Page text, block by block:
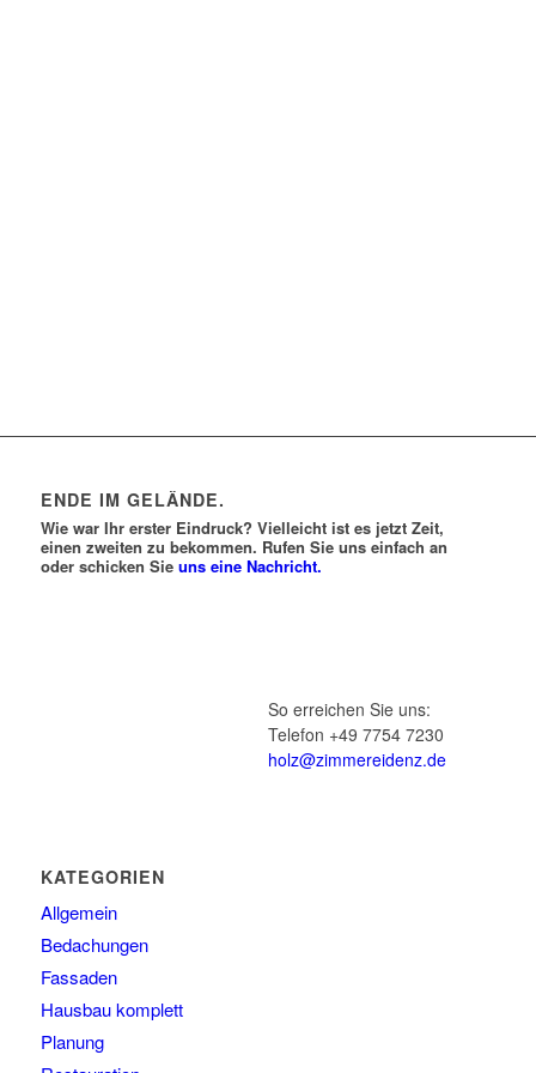
ENDE IM GELÄNDE.
Wie war Ihr erster Eindruck? Vielleicht ist es jetzt Zeit,
einen zweiten zu bekommen. Rufen Sie uns einfach an
oder schicken Sie uns eine Nachricht.
So erreichen Sie uns:
Telefon +49 7754 7230
holz@zimmereidenz.de
KATEGORIEN
Allgemein
Bedachungen
Fassaden
Hausbau komplett
Planung